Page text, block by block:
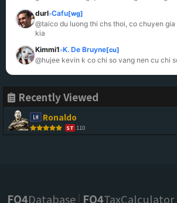
durl»Cafu[wg]
@taico du luong thi chs thoi, co chuyen gia
kia
Kimmi1»K. De Bruyne[cu]
@hujee kevin k co chi so vang nen cu chi
Recently Viewed
Ronaldo
ST 110
FO4Database FO4TaxCalculator